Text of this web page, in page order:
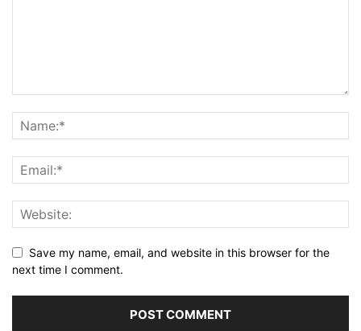
Save my name, email, and website in this browser for the
next time I comment.